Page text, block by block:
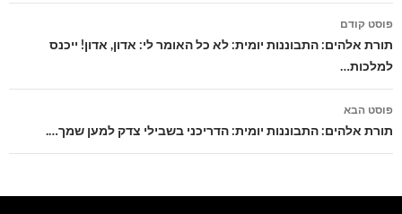
ניווט
בפוסטים
פוסט קודם
תורת אלהים: התבוננות יומית: לא כל האומר לי: אדון, אדון! ייכנס
למלכות…
פוסט הבא
תורת אלהים: התבוננות יומית: הדריכני בשבילי צדק למען שמך….